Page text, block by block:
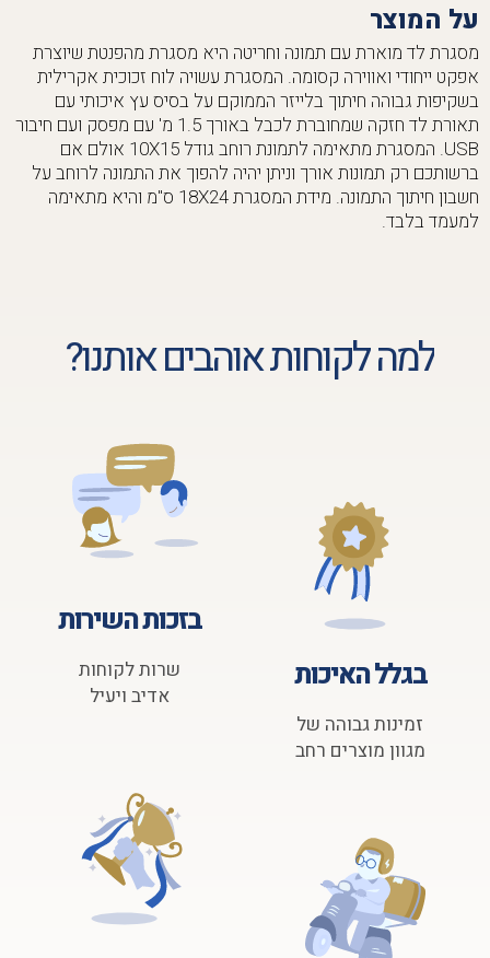
על המוצר
מסגרת לד מוארת עם תמונה וחריטה היא מסגרת מהפנטת שיוצרת
אפקט ייחודי ואווירה קסומה. המסגרת עשויה לוח זכוכית אקרילית
בשקיפות גבוהה חיתוך בלייזר הממוקם על בסיס עץ איכותי עם
תאורת לד חזקה שמחוברת לכבל באורך 1.5 מ' עם מפסק ועם חיבור
USB. המסגרת מתאימה לתמונת רוחב גודל 10X15 אולם אם
ברשותכם רק תמונות אורך וניתן יהיה להפוך את התמונה לרוחב על
חשבון חיתוך התמונה. מידת המסגרת 18X24 ס"מ והיא מתאימה
למעמד בלבד.
למה לקוחות אוהבים אותנו?
בגלל האיכות
זמינות גבוהה של
מגוון מוצרים רחב
בזכות השירות
שרות לקוחות
אדיב ויעיל